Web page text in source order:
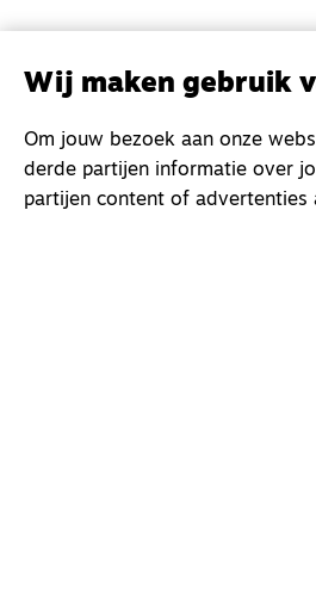
Wij maken gebruik
Om jouw bezoek aan onze
derde partijen informatie over
partijen content of advertenties